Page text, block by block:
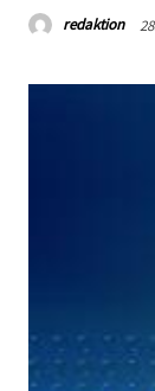
redaktion